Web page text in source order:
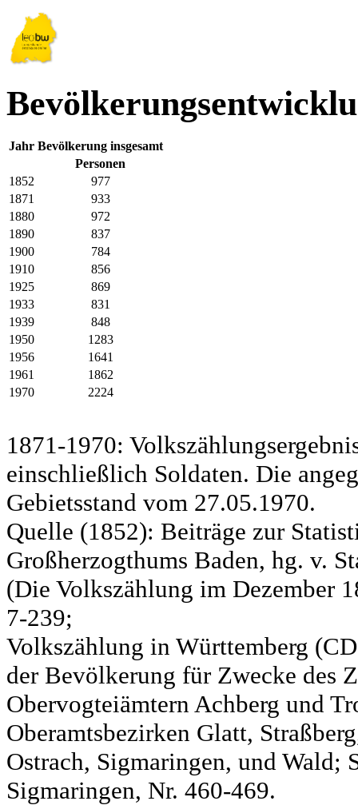
Jahr Bevölkerung insgesamt
Personen
1852
977
1871
933
1880
972
1890
837
1900
784
1910
856
1925
869
1933
831
1939
848
1950
1283
1956
1641
1961
1862
1970
2224
1871-1970:
einschließlich Soldaten. Die
Gebietsstand vom 27.05.1970.
Quelle (1852): Beiträge zur
Großherzogthums Baden, hg. v.
(Die Volkszählung im Dezember
7-239;
Volkszählung in Württemberg
der Bevölkerung für Zwecke des
Obervogteiämtern Achberg und
Oberamtsbezirken Glatt,
Ostrach, Sigmaringen, und Wald;
Sigmaringen, Nr. 460-469.